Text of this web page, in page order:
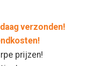
verzonden!
prijzen!